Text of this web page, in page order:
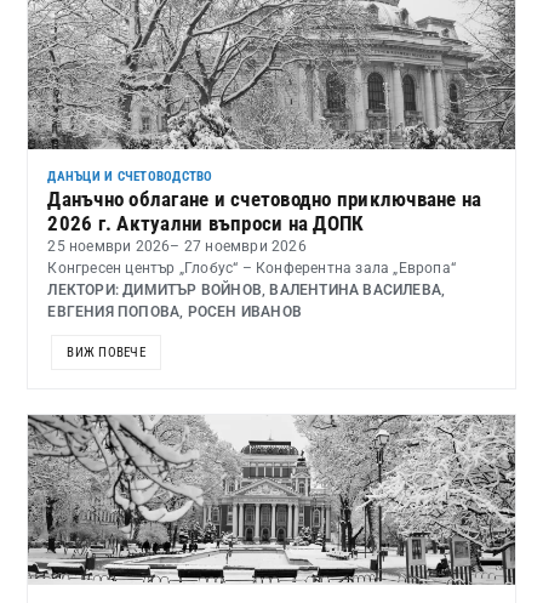
ДАНЪЦИ И СЧЕТОВОДСТВО
Данъчно облагане и счетоводно приключване на
2026 г. Актуални въпроси на ДОПК
25 ноември 2026– 27 ноември 2026
Конгресен център „Глобус“ – Конферентна зала „Европа“
ЛЕКТОРИ: ДИМИТЪР ВОЙНОВ, ВАЛЕНТИНА ВАСИЛЕВА,
ЕВГЕНИЯ ПОПОВА, РОСЕН ИВАНОВ
ВИЖ ПОВЕЧЕ